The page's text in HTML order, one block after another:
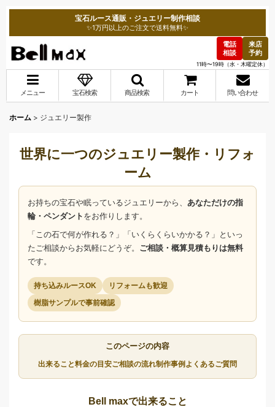
宝石ルース通販・ジュエリー制作相談
✨1万円以上のご注文で送料無料✨
電話
相談
来店
予約
11時〜19時（水・木曜定休）
メニュー 宝石検索 商品検索 カート 問い合わせ
ホーム > ジュエリー製作
世界に一つのジュエリー製作・リフォ
ーム
お持ちの宝石や眠っているジュエリーから、 あなただけの指
輪・ペンダント をお作りします。
「この石で何が作れる？」「いくらくらいかかる？」といっ
たご相談からお気軽にどうぞ。 ご相談・概算見積もりは無料
です。
持ち込みルースOK
リフォームも歓迎
樹脂サンプルで事前確認
このページの内容
出来ること料金の目安ご相談の流れ制作事例 よくあるご質問
Bell maxで出来ること